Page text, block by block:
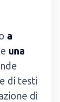
a
e una
di testi
di